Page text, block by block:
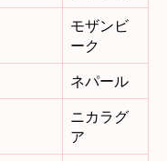
モザンビ
ーク
ネパール
ニカラグ
ア